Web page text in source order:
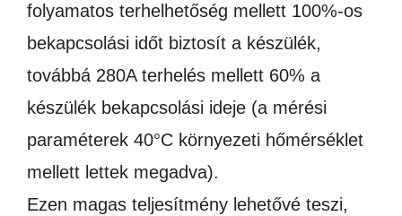
folyamatos terhelhetőség mellett 100%-os
bekapcsolási időt biztosít a készülék,
továbbá 280A terhelés mellett 60% a
készülék bekapcsolási ideje (a mérési
paraméterek 40°C környezeti hőmérséklet
mellett lettek megadva).
Ezen magas teljesítmény lehetővé teszi,